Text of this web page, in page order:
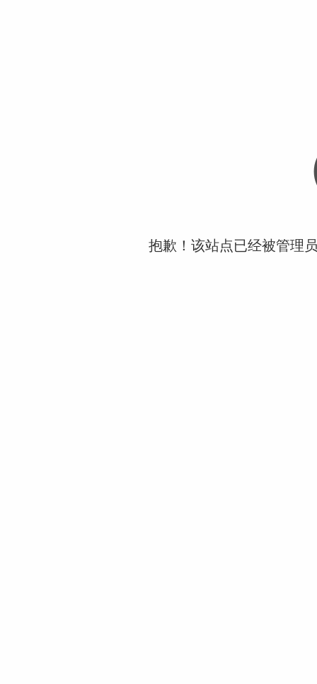
抱歉！该站点已经被管理